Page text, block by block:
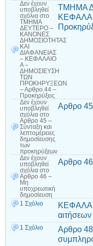
Δεν έχουν
υποβληθεί
σχόλια στο
ΤΜΗΜΑ
ΔΕΥΤΕΡΟ –
ΚΑΝΟΝΕΣ
ΔΗΜΟΣΙΟΤΗΤΑΣ
ΚΑΙ
ΔΙΑΦΑΝΕΙΑΣ
– ΚΕΦΑΛΑΙΟ
Α –
ΔΗΜΟΣΙΕΥΣΗ
ΤΩΝ
ΠΡΟΚΗΡΥΞΕΩΝ
– Αρθρο 44 –
Προκηρύξεις
ΤΜΗΜΑ
Δεν έχουν
υποβληθεί
σχόλια στο
Αρθρο 45 –
Σύνταξη και
λεπτομέρειες
δημοσίευσης
των
προκηρύξεων
Αρθρο 45
Δεν έχουν
υποβληθεί
σχόλια στο
Αρθρο 46 –
Μη
υποχρεωτική
δημοσίευση
Αρθρο
1 Σχόλιο
1 Σχόλιο
Αρθρο 48